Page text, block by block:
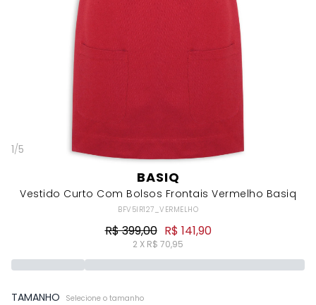
1/5
BASIQ
Vestido Curto Com Bolsos Frontais Vermelho Basiq
BFV5IR127_VERMELHO
R$ 399,00 R$ 141,90
2 X R$ 70,95
TAMANHO Selecione o tamanho